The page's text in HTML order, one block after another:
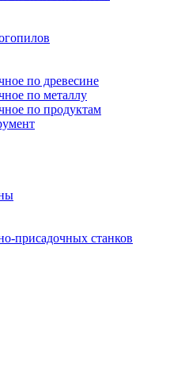
по древесине
по металлу
по продуктам
присадочных станков